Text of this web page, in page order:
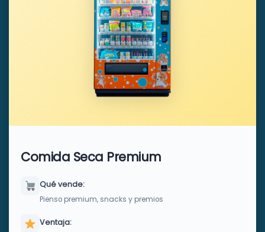
Comida Seca Premium
Qué vende:
Pienso premium, snacks y premios
Ventaja: